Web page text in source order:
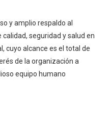
y amplio respaldo al
seguridad y salud en
cuyo alcance es el total de
de la organización a
equipo humano